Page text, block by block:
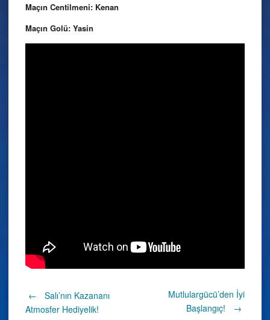
Maçın Centilmeni: Kenan
Maçın Golü: Yasin
Post
←
Salı’nın Kazananı
Atmosfer Hediyelik!
Mutlulargücü’den İyi
Başlangıç!
→